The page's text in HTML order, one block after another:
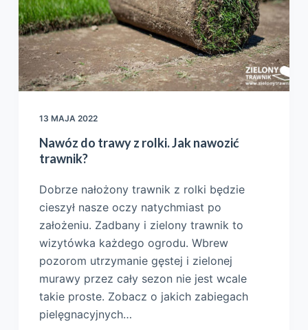
13 MAJA 2022
Nawóz do trawy z rolki. Jak nawozić
trawnik?
Dobrze nałożony trawnik z rolki będzie
cieszył nasze oczy natychmiast po
założeniu. Zadbany i zielony trawnik to
wizytówka każdego ogrodu. Wbrew
pozorom utrzymanie gęstej i zielonej
murawy przez cały sezon nie jest wcale
takie proste. Zobacz o jakich zabiegach
pielęgnacyjnych…